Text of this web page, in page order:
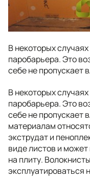
В некоторых
паробарьера. Это
себе не пропускает
В некоторых
паробарьера. Это
себе не пропускает
материалам
экструдат и
виде листов и
на плиту.
эксплуатироваться